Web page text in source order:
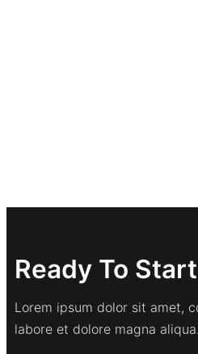
Ready To
Lorem ipsum dolor sit amet,
labore et dolore magna aliqua.